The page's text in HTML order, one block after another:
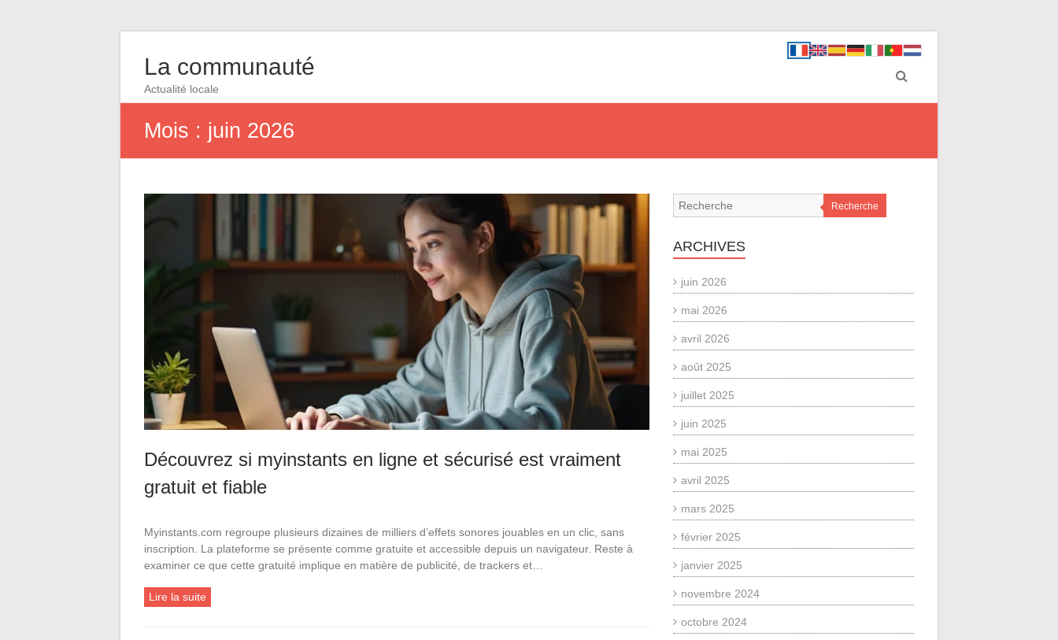
La communauté
Actualité locale
Mois : juin 2026
Découvrez si myinstants en ligne et sécurisé est vraiment
gratuit et fiable
Myinstants.com regroupe plusieurs dizaines de milliers d’effets sonores jouables en un clic, sans
inscription. La plateforme se présente comme gratuite et accessible depuis un navigateur. Reste à
examiner ce que cette gratuité implique en matière de publicité, de trackers et…
Lire la suite
Recherche
ARCHIVES
juin 2026
mai 2026
avril 2026
août 2025
juillet 2025
juin 2025
mai 2025
avril 2025
mars 2025
février 2025
janvier 2025
novembre 2024
octobre 2024